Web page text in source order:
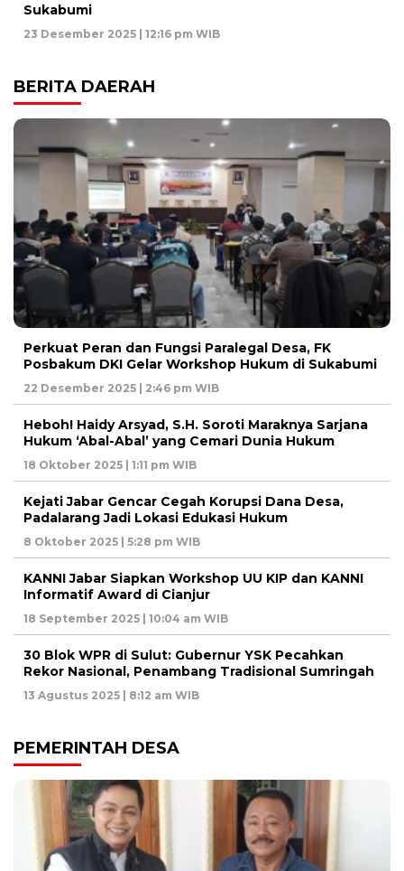
Sukabumi
23 Desember 2025 | 12:16 pm WIB
BERITA DAERAH
Perkuat Peran dan Fungsi Paralegal Desa, FK
Posbakum DKI Gelar Workshop Hukum di Sukabumi
22 Desember 2025 | 2:46 pm WIB
Heboh! Haidy Arsyad, S.H. Soroti Maraknya Sarjana
Hukum ‘Abal-Abal’ yang Cemari Dunia Hukum
18 Oktober 2025 | 1:11 pm WIB
Kejati Jabar Gencar Cegah Korupsi Dana Desa,
Padalarang Jadi Lokasi Edukasi Hukum
8 Oktober 2025 | 5:28 pm WIB
KANNI Jabar Siapkan Workshop UU KIP dan KANNI
Informatif Award di Cianjur
18 September 2025 | 10:04 am WIB
30 Blok WPR di Sulut: Gubernur YSK Pecahkan
Rekor Nasional, Penambang Tradisional Sumringah
13 Agustus 2025 | 8:12 am WIB
PEMERINTAH DESA